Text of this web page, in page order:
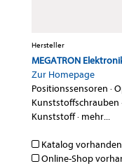
Hersteller
MEGATRON
Zur Homepage
Positionssensoren ·
Kunststoffschrauben
Kunststoff· mehr...
Katalog vorhanden
Online-Shop